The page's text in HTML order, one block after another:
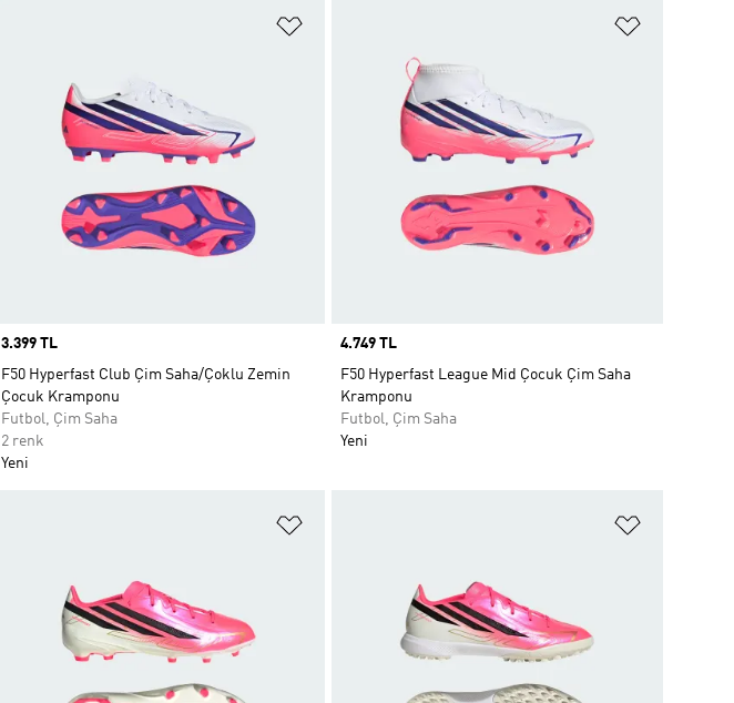
Price
3.399 TL
F50 Hyperfast Club Çim Saha/Çoklu Zemin
Çocuk Kramponu
Futbol, Çim Saha
2 renk
Yeni
Price
4.749 TL
F50 Hyperfast League Mid Çocuk Çim Saha
Kramponu
Futbol, Çim Saha
Yeni